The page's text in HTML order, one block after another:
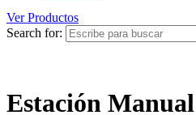
Ver Productos
Search for:
Estación